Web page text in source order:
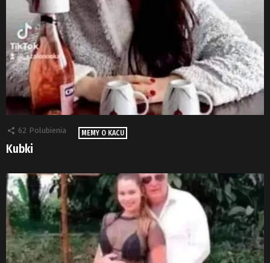
62 Polubienia MEMY O KACU
Kubki